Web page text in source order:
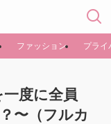
ファッション プライ
度に全員
〜（フルカ